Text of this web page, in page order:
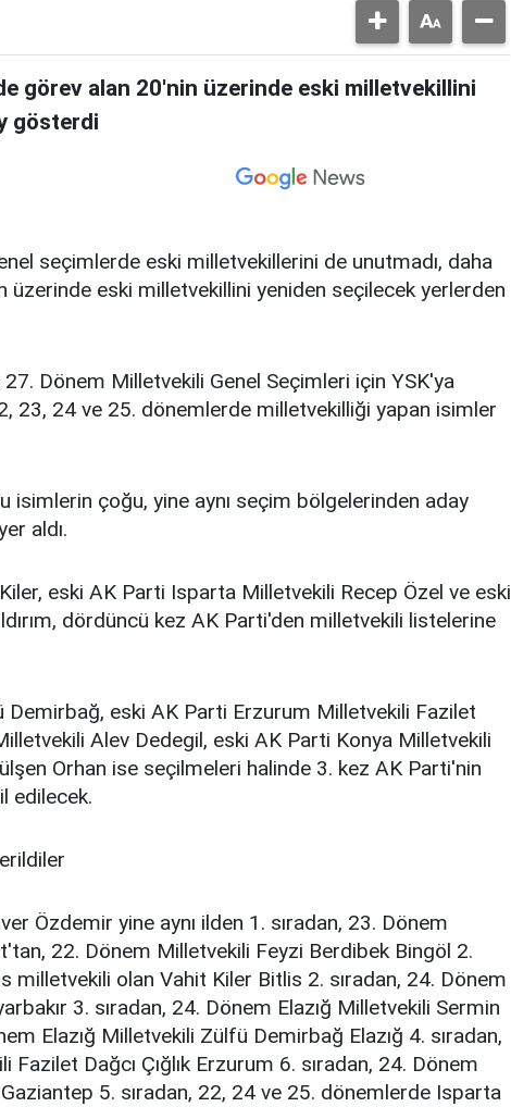
görev alan 20'nin üzerinde eski milletvekillini
gösterdi
seçimlerde eski milletvekillerini de unutmadı, daha
eski milletvekillini yeniden seçilecek yerlerden
Dönem Milletvekili Genel Seçimleri için YSK'ya
23, 24 ve 25. dönemlerde milletvekilliği yapan isimler
isimlerin çoğu, yine aynı seçim bölgelerinden aday
aldı.
eski AK Parti Isparta Milletvekili Recep Özel ve eski
dördüncü kez AK Parti'den milletvekili listelerine
Demirbağ, eski AK Parti Erzurum Milletvekili Fazilet
Alev Dedegil, eski AK Parti Konya Milletvekili
Orhan ise seçilmeleri halinde 3. kez AK Parti'nin
edilecek.
Özdemir yine aynı ilden 1. sıradan, 23. Dönem
22. Dönem Milletvekili Feyzi Berdibek Bingöl 2.
milletvekili olan Vahit Kiler Bitlis 2. sıradan, 24. Dönem
3. sıradan, 24. Dönem Elazığ Milletvekili Sermin
Elazığ Milletvekili Zülfü Demirbağ Elazığ 4. sıradan,
Dağcı Çığlık Erzurum 6. sıradan, 24. Dönem
5. sıradan, 22, 24 ve 25. dönemlerde Isparta